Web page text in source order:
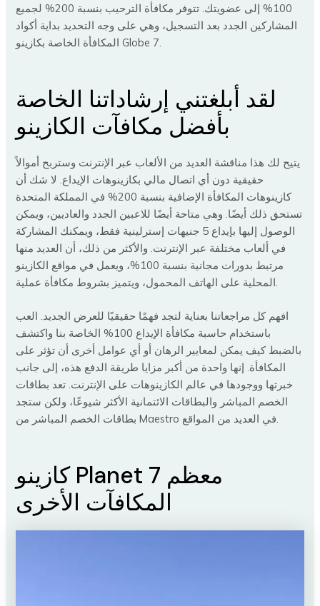
100% إلى عضويتك. تتوفر مكافأة الترحيب بنسبة 200% لجميع
المشاركين الجدد بعد التسجيل، وهي على وجه التحديد بداية أكواد
المكافأة الخاصة بكازينو Globe 7.
لقد أبلغتني إرشاداتنا الخاصة
بأفضل مكافآت الكازينو
يتيح لك هذا مناقشة العديد من الألعاب عبر الإنترنت وستربح أموالاً
حقيقية دون أي اتصال مالي بكازينوهات الإيداع. لا شك أن
كازينوهات المكافأة الإضافية بنسبة 200% في المملكة المتحدة
تستحق ذلك أيضًا. وهي متاحة أيضًا للاعبين الجدد والعاديين، ويمكن
الوصول إليها بإيداع 5 جنيهات إسترلينية فقط، ويمكنك المشاركة
في ألعاب مختلفة عبر الإنترنت. والأكثر من ذلك، أن العديد منها
مرتبط بدورات مجانية بنسبة 100%، ويعمل في مواقع الكازينو
افهم كل مراجعاتنا بعناية لتجد فهمًا حقيقيًا للعرض الجديد. العب
باستخدام حاسبة مكافأة الإيداع 100% الخاصة بنا واكتشف
بالضبط كيف يمكن لمعايير الرهان أو أي عوامل أخرى أن تؤثر على
المكافأة. إنها واحدة من أكبر مزايا طريقة الدفع هذه، إلى جانب
خبرتها ووجودها في عالم الكازينوهات على الإنترنت. تعد بطاقات
الخصم المباشر والبطاقات الائتمانية الأكثر شيوعًا، ولكن ستجد
بطاقات الخصم المباشر من Maestro في العديد من المواقع.
كازينو Planet 7 معظم
المكافآت الأخرى